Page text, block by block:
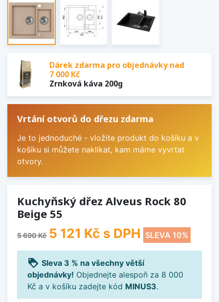
Dárek zdarma pro objednávky nad
7 000 Kč
Zrnková káva 200g
Vrtání otvorů do dřezu zdarma
Je to jednoduché - vložíte produkt do košíku a v
košíku si můžete naklikat, kam máme vyvrtat
otvory.
Kuchyňský dřez Alveus Rock 80
Beige 55
5 690 Kč 5 121 Kč s DPH SLEVA 10%
loyalty Sleva 3 % na všechny větší
objednávky! Objednejte alespoň za 8 000
Kč a v košíku zadejte kód MINUS3.